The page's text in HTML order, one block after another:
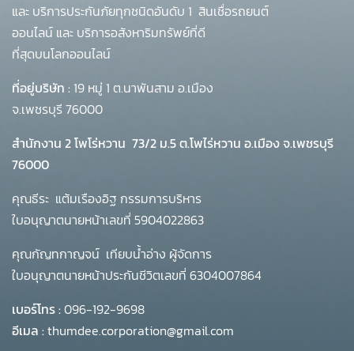
และ บริการประกันภัยทุกชนิดอันดับ 1 สินเชื่อรถยนต์
ออนไลน์ และ บริการอสังหาริมทรัพย์ที่ดี
ที่สุดบนโลกออนไลน์
ที่อยู่บริษัท : 19 หมู่ 1 ต.นาพันสาม อ.เมือง
จ.เพชรบุรี 76000
สำนักงาน 2 โพโร่หวาน 73/2 ม.5 ต.โพไร่หวาน อ.เมือง จ.เพชรบุรี
76000
คุณธีระ แต้มเรืองอิฐ กรรมการบริหาร
ใบอนุญาตนายหน้าเลขที่ 5904022863
คุณกัญทกาญจน์ เทียบน้ำอ่าง ผู้จัดการ
ใบอนุญาตนายหน้าประกันชีวิตเลขที่ 6304007864
เบอร์โทร :096-192-9698
อีเมล :thumdee.corporation@gmail.com